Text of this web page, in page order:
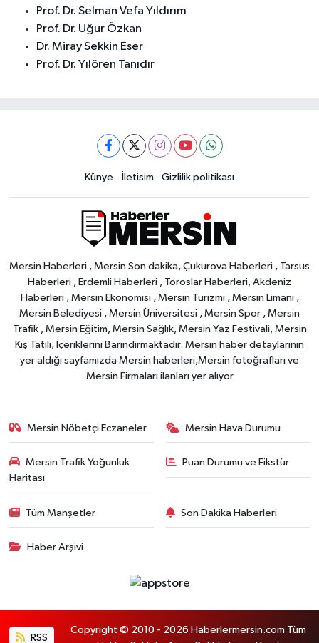
Prof. Dr. Selman Vefa Yıldırım
Prof. Dr. Uğur Özkan
Dr. Miray Sekkin Eser
Prof. Dr. Yılören Tanıdır
Künye İletisim Gizlilik politikası
Mersin Haberleri , Mersin Son dakika, Çukurova Haberleri , Tarsus
Haberleri , Erdemli Haberleri , Toroslar Haberleri, Akdeniz
Haberleri , Mersin Ekonomisi , Mersin Turizmi , Mersin Limanı ,
Mersin Belediyesi , Mersin Üniversitesi , Mersin Spor , Mersin
Trafik , Mersin Eğitim, Mersin Sağlık, Mersin Yaz Festivali, Mersin
Kış Tatili, İçeriklerini Barındırmaktadır. Mersin haber detaylarının
yer aldığı sayfamızda Mersin haberleri,Mersin fotoğrafları ve
Mersin Firmaları ilanları yer alıyor
Mersin Nöbetçi Eczaneler Mersin Hava Durumu
Mersin Trafik Yoğunluk
Haritası
Puan Durumu ve Fikstür
Tüm Manşetler Son Dakika Haberleri
Haber Arşivi
RSS
Copyright © 2010 - 2026 Haberlermersin.com Tüm